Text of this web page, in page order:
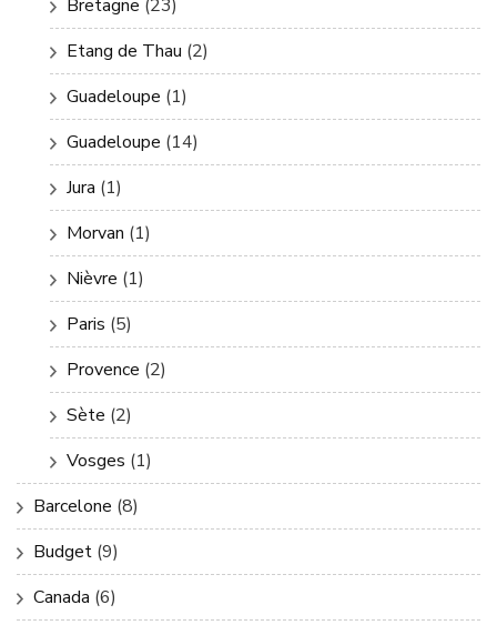
Bretagne (23)
Etang de Thau (2)
Guadeloupe (1)
Guadeloupe (14)
Jura (1)
Morvan (1)
Nièvre (1)
Paris (5)
Provence (2)
Sète (2)
Vosges (1)
Barcelone (8)
Budget (9)
Canada (6)